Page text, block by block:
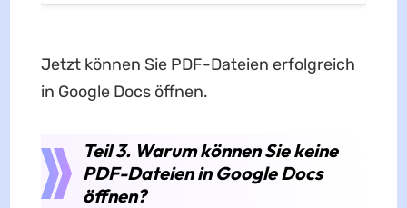
Jetzt können Sie PDF-Dateien erfolgreich
in Google Docs öffnen.
Teil 3. Warum können Sie keine
PDF-Dateien in Google Docs
öffnen?